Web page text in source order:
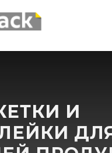
И